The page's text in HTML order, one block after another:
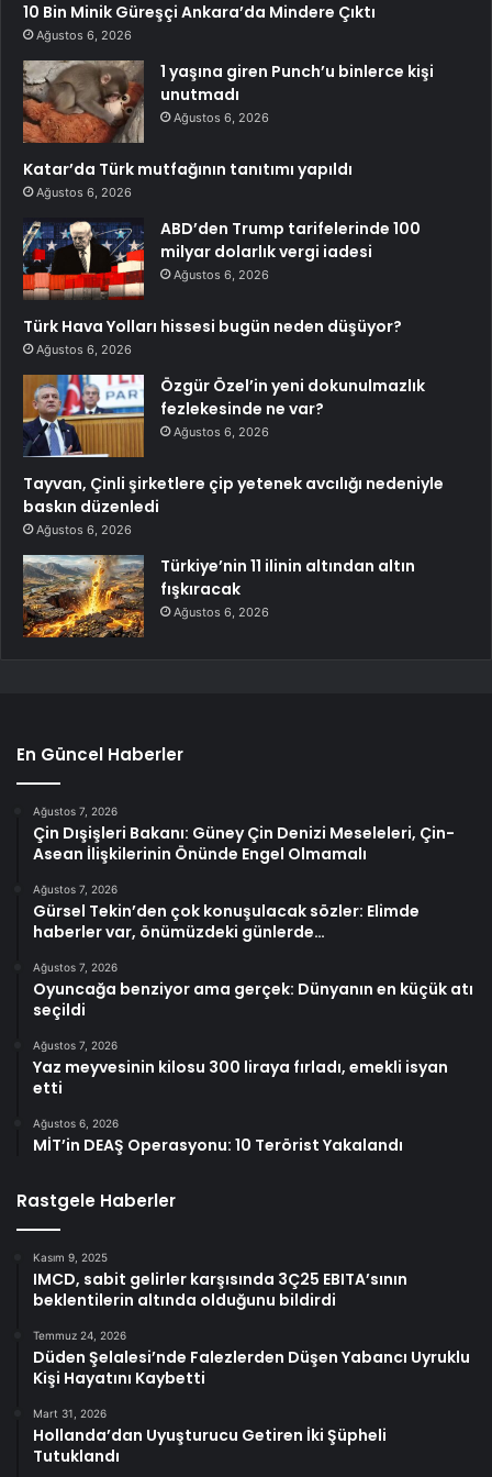
10 Bin Minik Güreşçi Ankara’da Mindere Çıktı
Ağustos 6, 2026
1 yaşına giren Punch’u binlerce kişi
unutmadı
Ağustos 6, 2026
Katar’da Türk mutfağının tanıtımı yapıldı
Ağustos 6, 2026
ABD’den Trump tarifelerinde 100
milyar dolarlık vergi iadesi
Ağustos 6, 2026
Türk Hava Yolları hissesi bugün neden düşüyor?
Ağustos 6, 2026
Özgür Özel’in yeni dokunulmazlık
fezlekesinde ne var?
Ağustos 6, 2026
Tayvan, Çinli şirketlere çip yetenek avcılığı nedeniyle
baskın düzenledi
Ağustos 6, 2026
Türkiye’nin 11 ilinin altından altın
fışkıracak
Ağustos 6, 2026
En Güncel Haberler
Ağustos 7, 2026
Çin Dışişleri Bakanı: Güney Çin Denizi Meseleleri, Çin-
Asean İlişkilerinin Önünde Engel Olmamalı
Ağustos 7, 2026
Gürsel Tekin’den çok konuşulacak sözler: Elimde
haberler var, önümüzdeki günlerde…
Ağustos 7, 2026
Oyuncağa benziyor ama gerçek: Dünyanın en küçük atı
seçildi
Ağustos 7, 2026
Yaz meyvesinin kilosu 300 liraya fırladı, emekli isyan
etti
Ağustos 6, 2026
MİT’in DEAŞ Operasyonu: 10 Terörist Yakalandı
Rastgele Haberler
Kasım 9, 2025
IMCD, sabit gelirler karşısında 3Ç25 EBITA’sının
beklentilerin altında olduğunu bildirdi
Temmuz 24, 2026
Düden Şelalesi’nde Falezlerden Düşen Yabancı Uyruklu
Kişi Hayatını Kaybetti
Mart 31, 2026
Hollanda’dan Uyuşturucu Getiren İki Şüpheli
Tutuklandı